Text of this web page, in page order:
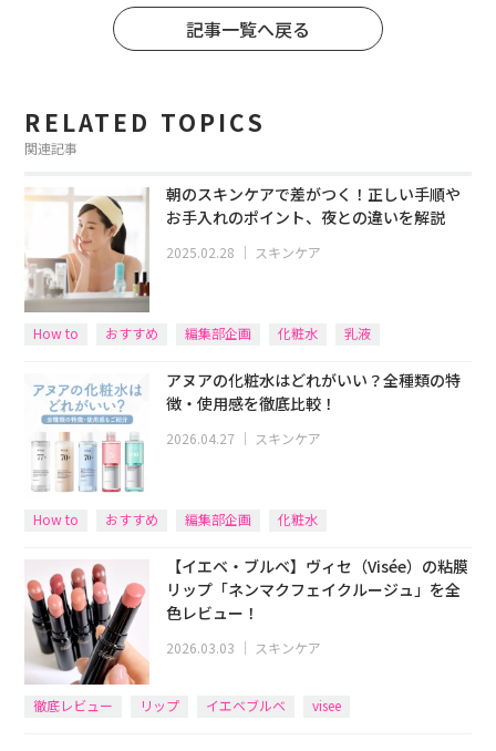
記事一覧へ戻る
RELATED TOPICS
関連記事
朝のスキンケアで差がつく！正しい手順や
お手入れのポイント、夜との違いを解説
2025.02.28 ｜ スキンケア
How to おすすめ 編集部企画 化粧水 乳液
アヌアの化粧水はどれがいい？全種類の特
徴・使用感を徹底比較！
2026.04.27 ｜ スキンケア
How to おすすめ 編集部企画 化粧水
【イエベ・ブルベ】ヴィセ（Visée）の粘膜
リップ「ネンマクフェイクルージュ」を全
色レビュー！
2026.03.03 ｜ スキンケア
徹底レビュー リップ イエベブルベ visee